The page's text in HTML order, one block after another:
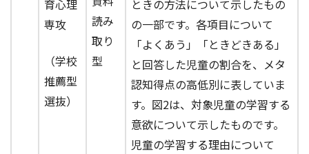
育心理
専攻
（学校
推薦型
選抜）
読み
取り
型
ときの方法について示したもの
の一部です。各項目について
「よくあう」「ときどきある」
と回答した児童の割合を、メタ
認知得点の高低別に表していま
す。図2は、対象児童の学習する
意欲について示したものです。
児童の学習する理由について